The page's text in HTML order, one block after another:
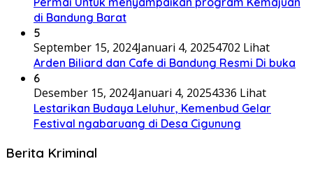
di Bandung Barat
5
September 15, 2024Januari 4, 20254702 Lihat
Arden Biliard dan Cafe di Bandung Resmi Di buka
6
Desember 15, 2024Januari 4, 20254336 Lihat
Lestarikan Budaya Leluhur, Kemenbud Gelar
Festival ngabaruang di Desa Cigunung
Berita Kriminal